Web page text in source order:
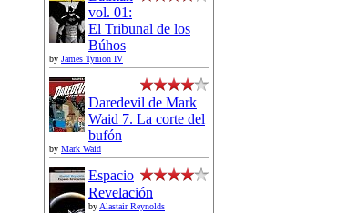
vol. 01:
El Tribunal de los
Búhos
by James Tynion IV
Daredevil de Mark
Waid 7. La corte del
bufón
by Mark Waid
Espacio
Revelación
byAlastair Reynolds